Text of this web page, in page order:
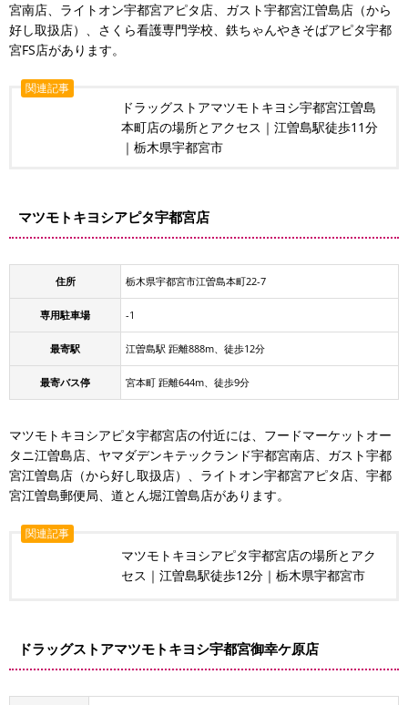
宮南店、ライトオン宇都宮アピタ店、ガスト宇都宮江曽島店（から
好し取扱店）、さくら看護専門学校、鉄ちゃんやきそばアピタ宇都
宮FS店があります。
関連記事
ドラッグストアマツモトキヨシ宇都宮江曽島
本町店の場所とアクセス｜江曽島駅徒歩11分
｜栃木県宇都宮市
マツモトキヨシアピタ宇都宮店
住所 栃木県宇都宮市江曽島本町22-7
専用駐車場 -1
最寄駅 江曽島駅 距離888m、徒歩12分
最寄バス停 宮本町 距離644m、徒歩9分
マツモトキヨシアピタ宇都宮店の付近には、フードマーケットオー
タニ江曽島店、ヤマダデンキテックランド宇都宮南店、ガスト宇都
宮江曽島店（から好し取扱店）、ライトオン宇都宮アピタ店、宇都
宮江曽島郵便局、道とん堀江曽島店があります。
関連記事
マツモトキヨシアピタ宇都宮店の場所とアク
セス｜江曽島駅徒歩12分｜栃木県宇都宮市
ドラッグストアマツモトキヨシ宇都宮御幸ケ原店